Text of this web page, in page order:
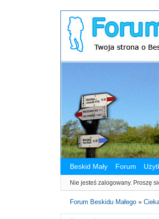
Beskid Mały Forum
Nie jesteś zalogowany. Proszę
Forum Beskidu Małego »